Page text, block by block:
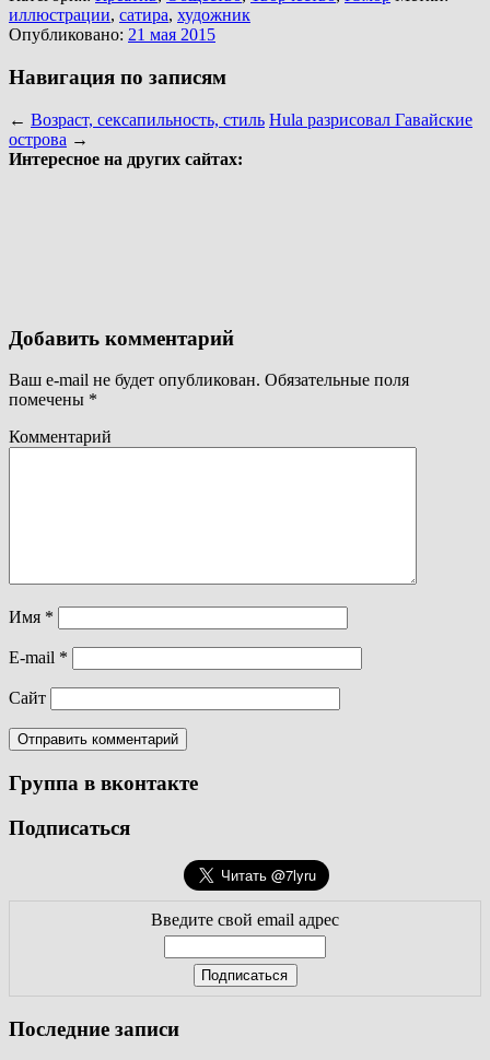
иллюстрации, сатира, художник
Опубликовано: 21 мая 2015
Навигация по записям
← Возраст, сексапильность, стиль Hula разрисовал Гавайские
острова →
Интересное на других сайтах:
Добавить комментарий
Ваш e-mail не будет опубликован. Обязательные поля
помечены *
Комментарий
Имя *
E-mail *
Сайт
Группа в вконтакте
Подписаться
Введите свой email адрес
Последние записи